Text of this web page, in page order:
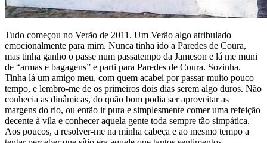
Tudo começou no Verão de 2011. Um Verão algo atribulado
emocionalmente para mim. Nunca tinha ido a Paredes de Coura,
mas tinha ganho o passe num passatempo da Jameson e lá me muni
de “armas e bagagens” e parti para Paredes de Coura. Sozinha.
Tinha lá um amigo meu, com quem acabei por passar muito pouco
tempo, e lembro-me de os primeiros dois dias serem algo duros. Não
conhecia as dinâmicas, do quão bom podia ser aproveitar as
margens do rio, ou então ir pura e simplesmente comer uma refeição
decente à vila e conhecer aquela gente toda sempre tão simpática.
Aos poucos, a resolver-me na minha cabeça e ao mesmo tempo a